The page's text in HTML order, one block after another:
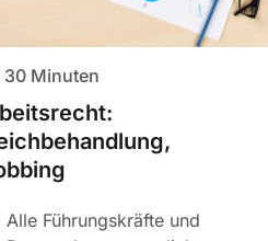
30 Minuten
Alle Führungskräfte und